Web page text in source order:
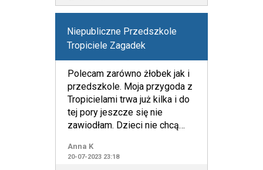
Niepubliczne Przedszkole
Tropiciele Zagadek
Polecam zarówno żłobek jak i
przedszkole. Moja przygoda z
Tropicielami trwa już kilka i do
tej pory jeszcze się nie
zawiodłam. Dzieci nie chcą
Anna K
20-07-2023 23:18